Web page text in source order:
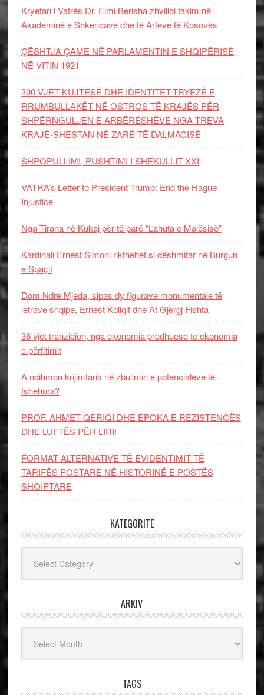
Kryetari i Vatrës Dr. Elmi Berisha zhvilloi takim në
Akademinë e Shkencave dhe të Arteve të Kosovës
ÇËSHTJA ÇAME NË PARLAMENTIN E SHQIPËRISË
NË VITIN 1921
300 VJET KUJTESË DHE IDENTITET-TRYEZË E
RRUMBULLAKËT NË OSTROS TË KRAJËS PËR
SHPËRNGULJEN E ARBËRESHËVE NGA TREVA
KRAJË-SHESTAN NË ZARË TË DALMACISË
SHPOPULLIMI, PUSHTIMI I SHEKULLIT XXI
VATRA’s Letter to President Trump: End the Hague
Injustice
Nga Tirana në Kukaj për të parë “Lahuta e Malësisë”
Kardinali Ernest Simoni rikthehet si dëshmitar në Burgun
e Spaçit
Dom Ndre Mjeda, sipas dy figurave monumentale të
letrave shqipe, Ernest Koliqit dhe At Gjergj Fishta
36 vjet tranzicion, nga ekonomia prodhuese te ekonomia
e përfitimit
A ndihmon krijimtaria në zbulimin e potencialeve të
fshehura?
PROF. AHMET QERIQI DHE EPOKA E REZISTENCЁS
DHE LUFTЁS PЁR LIRI!
FORMAT ALTERNATIVE TË EVIDENTIMIT TË
TARIFËS POSTARE NË HISTORINË E POSTËS
SHQIPTARE
KATEGORITË
ARKIV
TAGS